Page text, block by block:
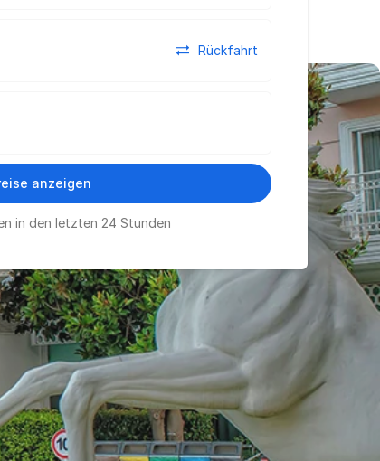
Rückfahrt
anzeigen
in den letzten 24 Stunden